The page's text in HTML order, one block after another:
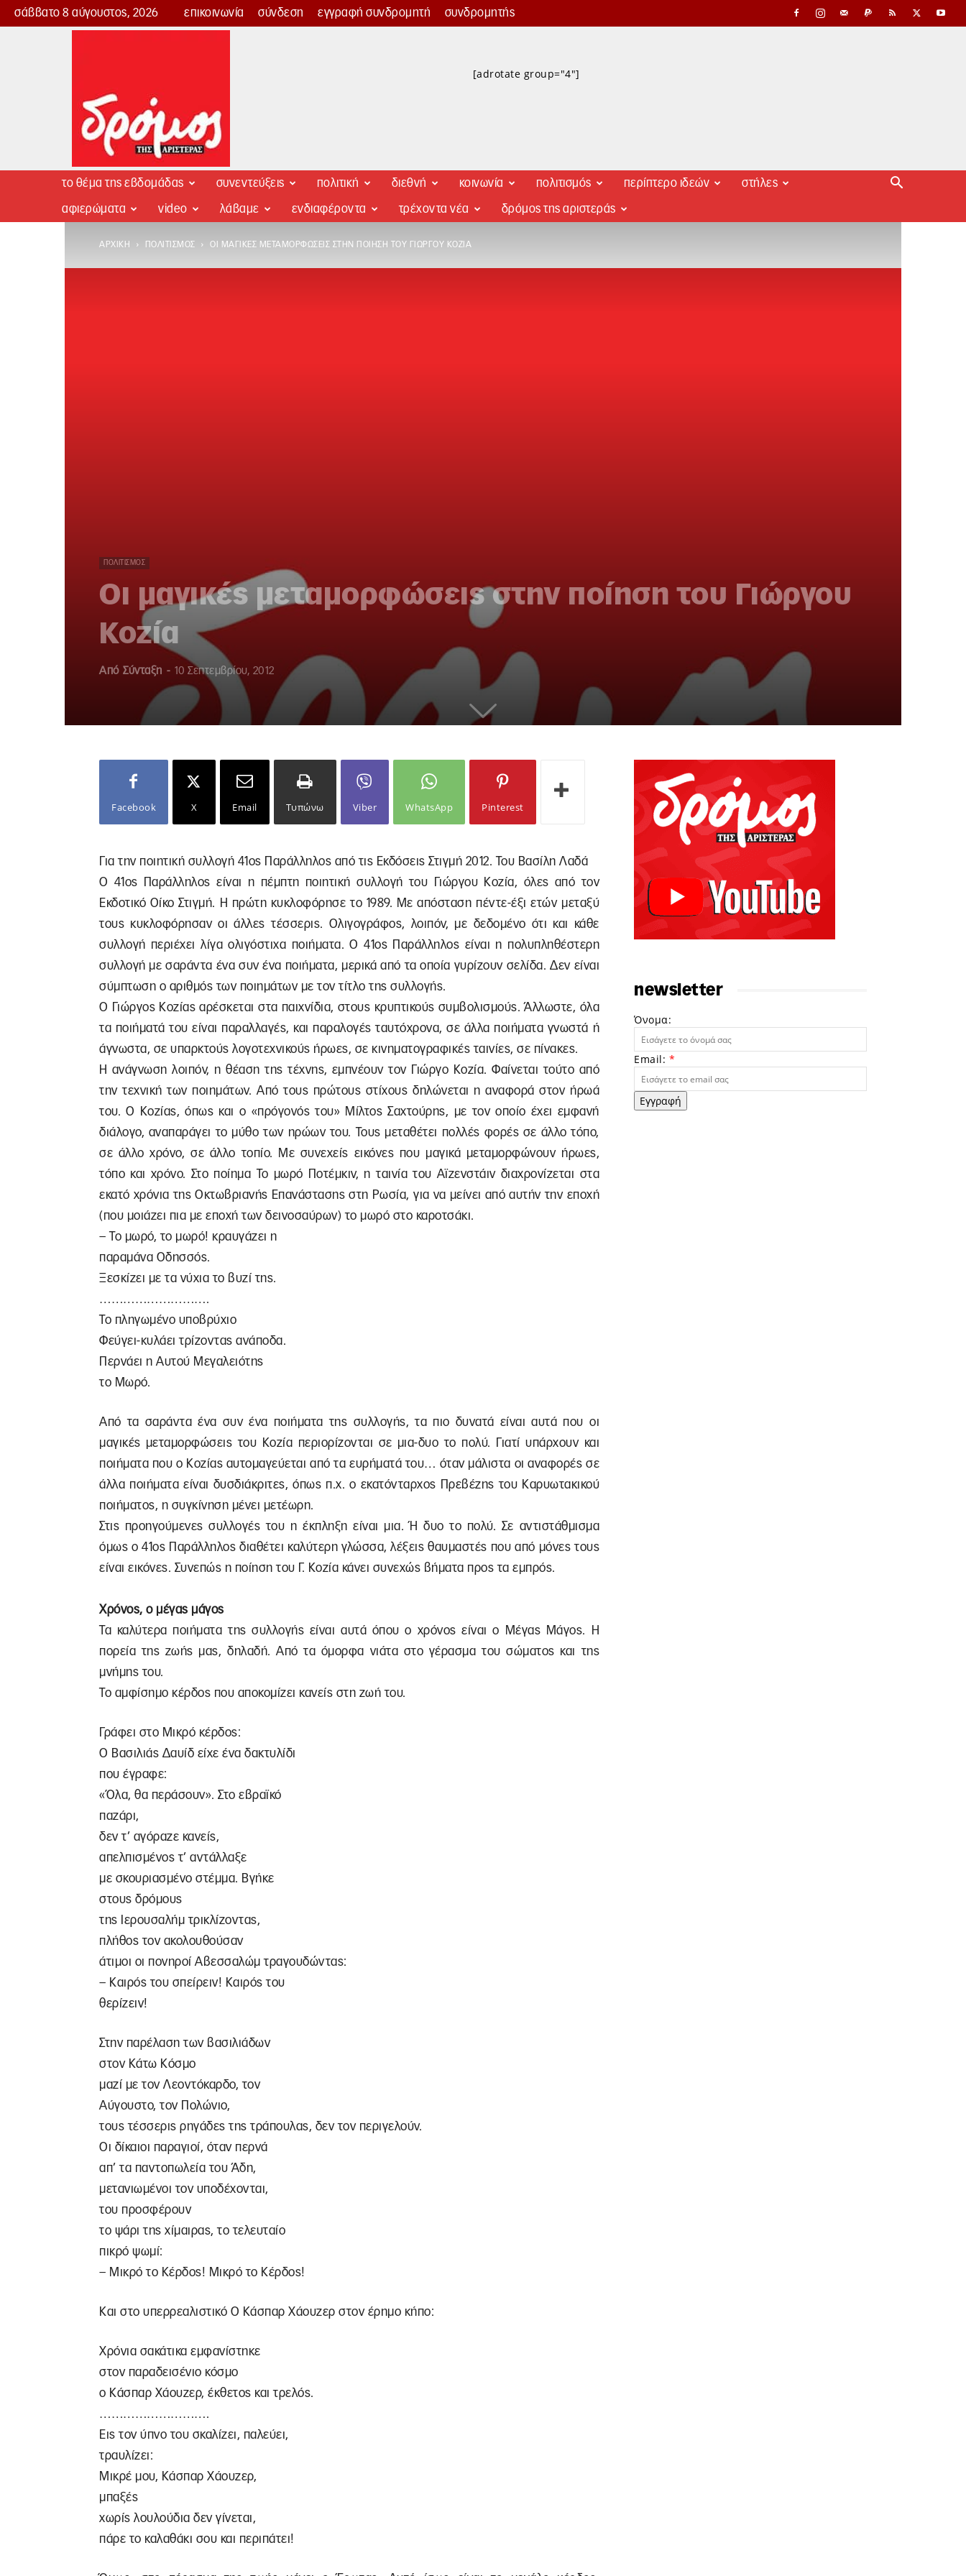
σάββατο 8 αύγουστος, 2026 επικοινωνία σύνδεση εγγραφή συνδρομητή συνδρομητής
Δρόμος
[adrotate group="4"]
το θέμα της εβδομάδας συνεντεύξεις πολιτική διεθνή κοινωνία πολιτισμός περίπτερο ιδεών στήλες
αφιερώματα video λάβαμε ενδιαφέροντα τρέχοντα νέα δρόμος της αριστεράς
ΑΡΧΙΚΉ ΠΟΛΙΤΙΣΜΌΣ ΟΙ ΜΑΓΙΚΈΣ ΜΕΤΑΜΟΡΦΏΣΕΙΣ ΣΤΗΝ ΠΟΊΗΣΗ ΤΟΥ ΓΙΏΡΓΟΥ ΚΟΖΊΑ
ΠΟΛΙΤΙΣΜΌΣ
Οι μαγικές μεταμορφώσεις στην ποίηση του Γιώργου
Κοζία
Από Σύνταξη - 10 Σεπτεμβρίου, 2012
Facebook X Email Τυπώνω Viber WhatsApp Pinterest
Για την ποιητική συλλογή 41ος Παράλληλος από τις Εκδόσεις Στιγμή 2012. Του Βασίλη Λαδά
Ο 41ος Παράλληλος είναι η πέμπτη ποιητική συλλογή του Γιώργου Κοζία, όλες από τον
Eκδοτικό Oίκο Στιγμή. Η πρώτη κυκλοφόρησε το 1989. Με απόσταση πέντε-έξι ετών μεταξύ
τους κυκλοφόρησαν οι άλλες τέσσερις. Ολιγογράφος, λοιπόν, με δεδομένο ότι και κάθε
συλλογή περιέχει λίγα ολιγόστιχα ποιήματα. Ο 41ος Παράλληλος είναι η πολυπληθέστερη
συλλογή με σαράντα ένα συν ένα ποιήματα, μερικά από τα οποία γυρίζουν σελίδα. Δεν είναι
σύμπτωση ο αριθμός των ποιημάτων με τον τίτλο της συλλογής.
Ο Γιώργος Κοζίας αρέσκεται στα παιχνίδια, στους κρυπτικούς συμβολισμούς. Άλλωστε, όλα
τα ποιήματά του είναι παραλλαγές, και παραλογές ταυτόχρονα, σε άλλα ποιήματα γνωστά ή
άγνωστα, σε υπαρκτούς λογοτεχνικούς ήρωες, σε κινηματογραφικές ταινίες, σε πίνακες.
Η ανάγνωση λοιπόν, η θέαση της τέχνης, εμπνέουν τον Γιώργο Κοζία. Φαίνεται τούτο από
την τεχνική των ποιημάτων. Από τους πρώτους στίχους δηλώνεται η αναφορά στον ήρωά
του. Ο Κοζίας, όπως και ο «πρόγονός του» Μίλτος Σαχτούρης, με τον οποίο έχει εμφανή
διάλογο, αναπαράγει το μύθο των ηρώων του. Τους μεταθέτει πολλές φορές σε άλλο τόπο,
σε άλλο χρόνο, σε άλλο τοπίο. Με συνεχείς εικόνες που μαγικά μεταμορφώνουν ήρωες,
τόπο και χρόνο. Στο ποίημα Το μωρό Ποτέμκιν, η ταινία του Αϊζενστάιν διαχρονίζεται στα
εκατό χρόνια της Οκτωβριανής Επανάστασης στη Ρωσία, για να μείνει από αυτήν την εποχή
(που μοιάζει πια με εποχή των δεινοσαύρων) το μωρό στο καροτσάκι.
– Το μωρό, το μωρό! κραυγάζει η
παραμάνα Οδησσός.
Ξεσκίζει με τα νύχια το βυζί της.
……………………….
Το πληγωμένο υποβρύχιο
Φεύγει-κυλάει τρίζοντας ανάποδα.
Περνάει η Αυτού Μεγαλειότης
το Μωρό.
Από τα σαράντα ένα συν ένα ποιήματα της συλλογής, τα πιο δυνατά είναι αυτά που οι
μαγικές μεταμορφώσεις του Κοζία περιορίζονται σε μια-δυο το πολύ. Γιατί υπάρχουν και
ποιήματα που ο Κοζίας αυτομαγεύεται από τα ευρήματά του… όταν μάλιστα οι αναφορές σε
άλλα ποιήματα είναι δυσδιάκριτες, όπως π.χ. ο εκατόνταρχος Πρεβέζης του Καρυωτακικού
ποιήματος, η συγκίνηση μένει μετέωρη.
Στις προηγούμενες συλλογές του η έκπληξη είναι μια. Ή δυο το πολύ. Σε αντιστάθμισμα
όμως ο 41ος Παράλληλος διαθέτει καλύτερη γλώσσα, λέξεις θαυμαστές που από μόνες τους
είναι εικόνες. Συνεπώς η ποίηση του Γ. Κοζία κάνει συνεχώς βήματα προς τα εμπρός.
Χρόνος, ο μέγας μάγος
Τα καλύτερα ποιήματα της συλλογής είναι αυτά όπου ο χρόνος είναι ο Μέγας Μάγος. Η
πορεία της ζωής μας, δηλαδή. Από τα όμορφα νιάτα στο γέρασμα του σώματος και της
μνήμης του.
Το αμφίσημο κέρδος που αποκομίζει κανείς στη ζωή του.
Γράφει στο Μικρό κέρδος:
Ο Βασιλιάς Δαυίδ είχε ένα δακτυλίδι
που έγραφε:
«Όλα, θα περάσουν». Στο εβραϊκό
παζάρι,
δεν τ’ αγόραζε κανείς,
απελπισμένος τ’ αντάλλαξε
με σκουριασμένο στέμμα. Βγήκε
στους δρόμους
της Ιερουσαλήμ τρικλίζοντας,
πλήθος τον ακολουθούσαν
άτιμοι οι πονηροί Αβεσσαλώμ τραγουδώντας:
– Καιρός του σπείρειν! Καιρός του
θερίζειν!
Στην παρέλαση των βασιλιάδων
στον Κάτω Κόσμο
μαζί με τον Λεοντόκαρδο, τον
Αύγουστο, τον Πολώνιο,
τους τέσσερις ρηγάδες της τράπουλας, δεν τον περιγελούν.
Οι δίκαιοι παραγιοί, όταν περνά
απ’ τα παντοπωλεία του Άδη,
μετανιωμένοι τον υποδέχονται,
του προσφέρουν
το ψάρι της χίμαιρας, το τελευταίο
πικρό ψωμί:
– Μικρό το Κέρδος! Μικρό το Κέρδος!
Και στο υπερρεαλιστικό Ο Κάσπαρ Χάουζερ στον έρημο κήπο:
Χρόνια σακάτικα εμφανίστηκε
στον παραδεισένιο κόσμο
ο Κάσπαρ Χάουζερ, έκθετος και τρελός.
……………………….
Εις τον ύπνο του σκαλίζει, παλεύει,
τραυλίζει:
Μικρέ μου, Κάσπαρ Χάουζερ,
μπαξές
χωρίς λουλούδια δεν γίνεται,
πάρε το καλαθάκι σου και περιπάτει!
newsletter
Όνομα:
Email: *
Εγγραφή